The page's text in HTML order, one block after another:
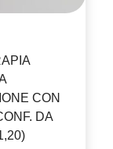
CON
DA